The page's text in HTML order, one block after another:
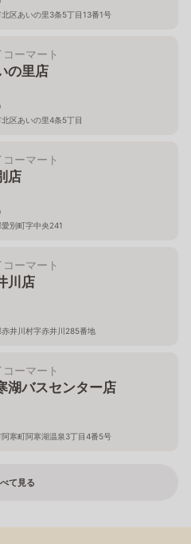
区あいの里3条5丁目13番1号
コーマート
の里店
区あいの里4条5丁目
コーマート
店
別町字中央241
コーマート
川店
井川村字赤井川285番地
コーマート
湖バスセンター店
寒町阿寒湖温泉3丁目4番5号
て見る